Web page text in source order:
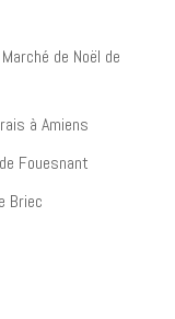
de Noël de
à Amiens
Fouesnant
Briec